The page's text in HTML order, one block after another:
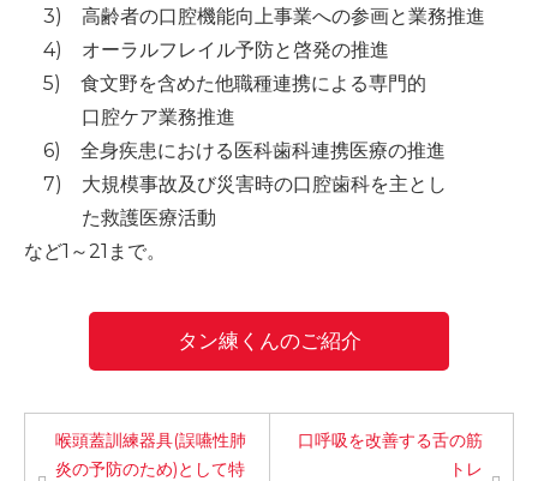
3) 高齢者の口腔機能向上事業への参画と業務推進
4) オーラルフレイル予防と啓発の推進
5) 食文野を含めた他職種連携による専門的
口腔ケア業務推進
6) 全身疾患における医科歯科連携医療の推進
7) 大規模事故及び災害時の口腔歯科を主とし
た救護医療活動
など1～21まで。
タン練くんのご紹介
喉頭蓋訓練器具(誤嚥性肺
炎の予防のため)として特
口呼吸を改善する舌の筋
トレ